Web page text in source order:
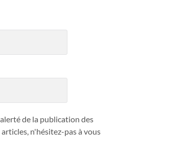
de la publication des
n'hésitez-pas à vous